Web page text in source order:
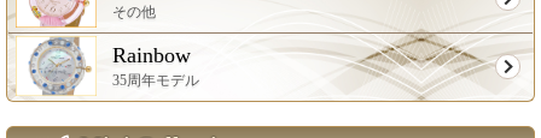
その他
Rainbow
35周年モデル